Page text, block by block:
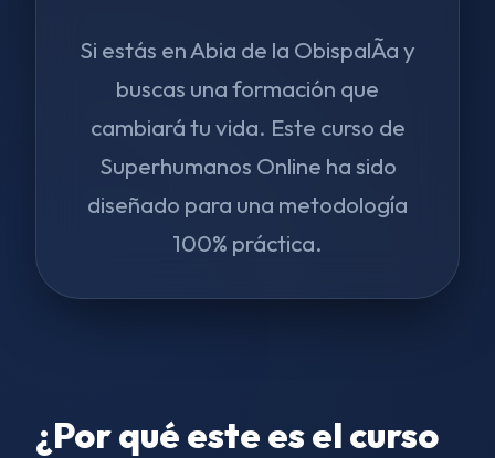
Si estás en Abia de la ObispalÃ­a y
buscas una formación que
cambiará tu vida. Este curso de
Superhumanos Online ha sido
diseñado para una metodología
100% práctica.
¿Por qué este es el curso